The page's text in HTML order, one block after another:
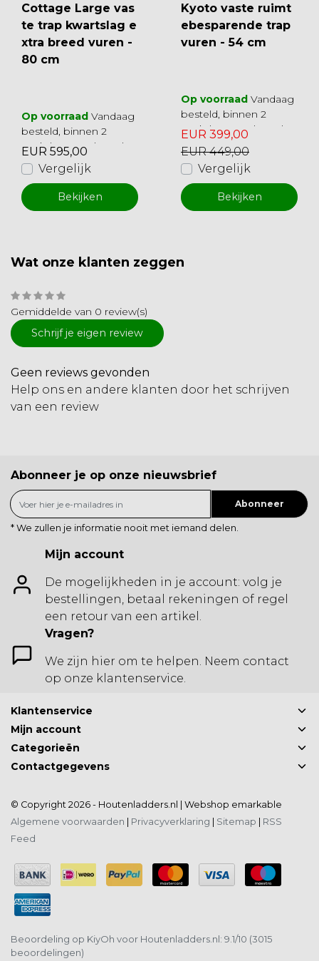
Cottage Large vas
te trap kwartslag e
xtra breed vuren -
80 cm
Op voorraad Vandaag
besteld, binnen 2
werkdagen geleverd
EUR 595,00
Vergelijk
Bekijken
Kyoto vaste ruimt
ebesparende trap
vuren - 54 cm
Op voorraad Vandaag
besteld, binnen 2
werkdagen geleverd
EUR 399,00
EUR 449,00
Vergelijk
Bekijken
Wat onze klanten zeggen
Gemiddelde van 0 review(s)
Schrijf je eigen review
Geen reviews gevonden
Help ons en andere klanten door het schrijven
van een review
Abonneer je op onze nieuwsbrief
Abonneer
* We zullen je informatie nooit met iemand delen.
Mijn account
De mogelijkheden in je account: volg je
bestellingen, betaal rekeningen of regel
een retour van een artikel.
Vragen?
We zijn hier om te helpen. Neem contact
op onze klantenservice.
Klantenservice
Mijn account
Categorieën
Contactgegevens
© Copyright 2026 - Houtenladders.nl | Webshop emarkable
Algemene voorwaarden
Privacyverklaring Sitemap
RSS
Feed
Beoordeling op KiyOh voor Houtenladders.nl: 9.1/10 (3015
beoordelingen)